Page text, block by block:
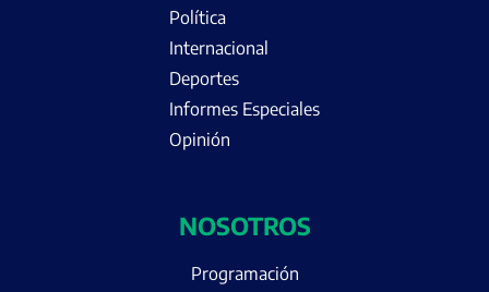
Política
Internacional
Deportes
Informes Especiales
Opinión
NOSOTROS
Programación